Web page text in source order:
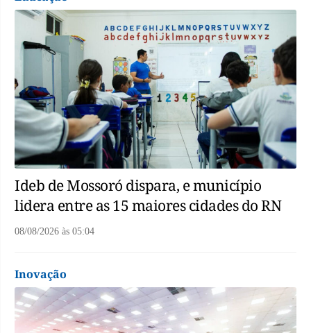
Ideb de Mossoró dispara, e município
lidera entre as 15 maiores cidades do RN
08/08/2026 às 05:04
Inovação